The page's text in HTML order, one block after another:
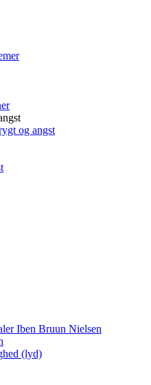
og angst
Iben Bruun Nielsen
(lyd)